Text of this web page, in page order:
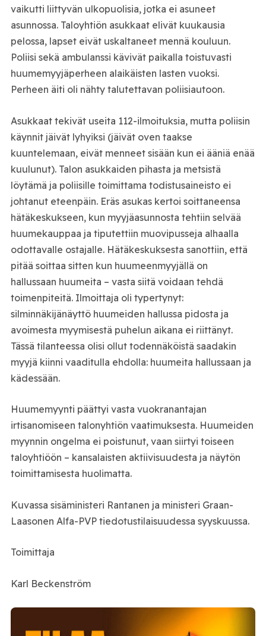
vaikutti liittyvän ulkopuolisia, jotka ei asuneet
asunnossa. Taloyhtiön asukkaat elivät kuukausia
pelossa, lapset eivät uskaltaneet mennä kouluun.
Poliisi sekä ambulanssi kävivät paikalla toistuvasti
huumemyyjäperheen alaikäisten lasten vuoksi.
Perheen äiti oli nähty talutettavan poliisiautoon.
Asukkaat tekivät useita 112-ilmoituksia, mutta poliisin
käynnit jäivät lyhyiksi (jäivät oven taakse
kuuntelemaan, eivät menneet sisään kun ei ääniä enää
kuulunut). Talon asukkaiden pihasta ja metsistä
löytämä ja poliisille toimittama todistusaineisto ei
johtanut eteenpäin. Eräs asukas kertoi soittaneensa
hätäkeskukseen, kun myyjäasunnosta tehtiin selvää
huumekauppaa ja tiputettiin muovipusseja alhaalla
odottavalle ostajalle. Hätäkeskuksesta sanottiin, että
pitää soittaa sitten kun huumeenmyyjällä on
hallussaan huumeita – vasta siitä voidaan tehdä
toimenpiteitä. Ilmoittaja oli typertynyt:
silminnäkijänäyttö huumeiden hallussa pidosta ja
avoimesta myymisestä puhelun aikana ei riittänyt.
Tässä tilanteessa olisi ollut todennäköistä saadakin
myyjä kiinni vaaditulla ehdolla: huumeita hallussaan ja
kädessään.
Huumemyynti päättyi vasta vuokranantajan
irtisanomiseen talonyhtiön vaatimuksesta. Huumeiden
myynnin ongelma ei poistunut, vaan siirtyi toiseen
taloyhtiöön – kansalaisten aktiivisuudesta ja näytön
toimittamisesta huolimatta.
Kuvassa sisäministeri Rantanen ja ministeri Graan-
Laasonen Alfa-PVP tiedotustilaisuudessa syyskuussa.
Toimittaja
Karl Beckenström